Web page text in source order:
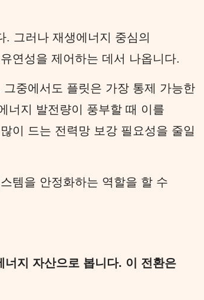
그러나 재생에너지 중심의
연성을 제어하는 데서 나옵니다.
중에서도 플릿은 가장 통제 가능한
너지 발전량이 풍부할 때 이를
이 드는 전력망 보강 필요성을 줄일
템을 안정화하는 역할을 할 수
지 자산으로 봅니다. 이 전환은